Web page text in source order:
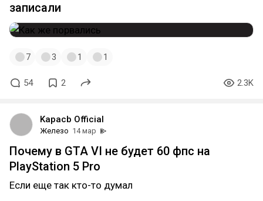
записали
7 3 1 1
54 2 2.3K
Kapacb Official
Железо 14 мар
Почему в GTA VI не будет 60 фпс на
PlayStation 5 Pro
Если еще так кто-то думал